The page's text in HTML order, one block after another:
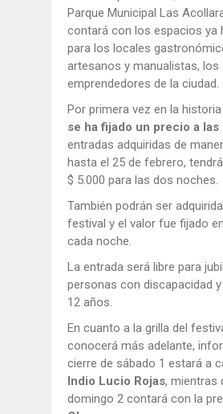
Parque Municipal Las
contará con los espacios ya
para los locales
artesanos y manualistas, los
emprendedores de la ciudad.
Por primera vez en la
se ha fijado un precio a las
entradas adquiridas de
hasta el 25 de febrero,
$ 5.000 para las dos noches.
También podrán ser
festival y el valor fue fijado
cada noche.
La entrada será libre para
personas con discapacidad
12 años.
En cuanto a la grilla del
conocerá más adelante,
cierre de sábado 1 estará a
Indio Lucio Rojas, mientras
domingo 2 contará con la